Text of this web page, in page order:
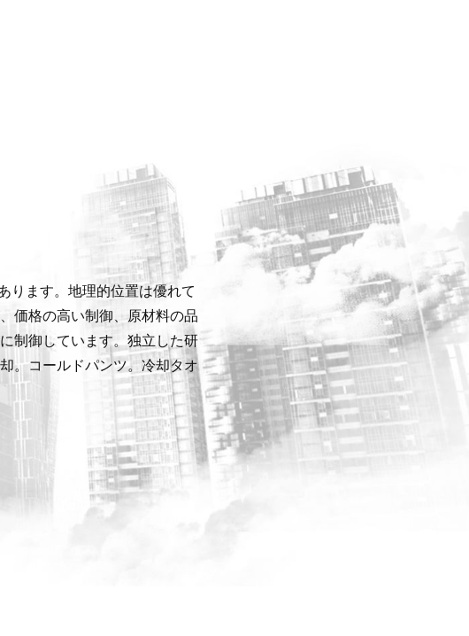
ります。地理的位置は優れて
価格の高い制御、原材料の品
制御しています。独立した研
。コールドパンツ。冷却タオ